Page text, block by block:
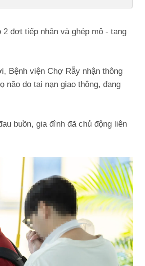
đợt tiếp nhận và ghép mô - tạng
Bệnh viện Chợ Rẫy nhận thông
não do tai nạn giao thông, đang
buồn, gia đình đã chủ động liên